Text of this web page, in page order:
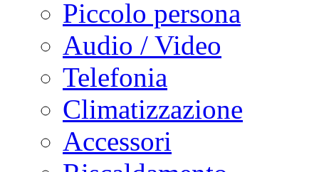
Piccolo persona
Audio / Video
Telefonia
Climatizzazione
Accessori